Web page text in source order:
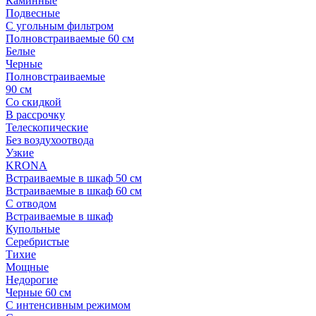
Подвесные
С угольным фильтром
Полновстраиваемые 60 см
Белые
Черные
Полновстраиваемые
90 см
Со скидкой
В рассрочку
Телескопические
Без воздухоотвода
Узкие
KRONA
Встраиваемые в шкаф 50 см
Встраиваемые в шкаф 60 см
С отводом
Встраиваемые в шкаф
Купольные
Серебристые
Тихие
Мощные
Недорогие
Черные 60 см
С интенсивным режимом